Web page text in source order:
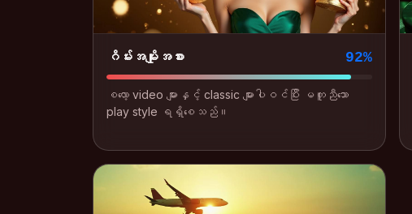
ဂိမ်းအမျိုးအစား 92%
စလော့ video များနှင့် classic များပါဝင်ပြီး မတူညီသော
play style ရရှိစေသည်။